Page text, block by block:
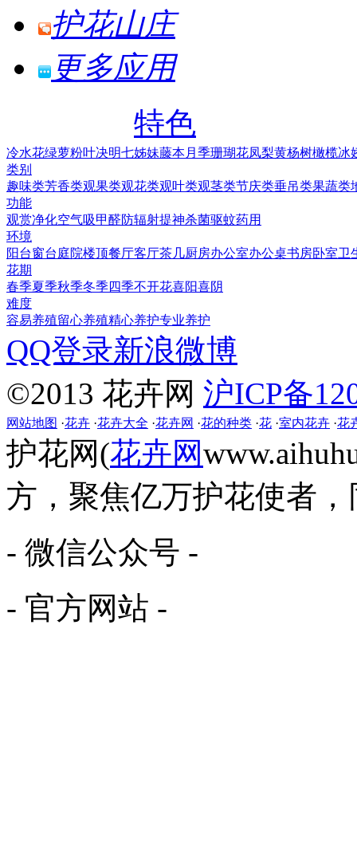
护花山庄
更多应用
特色
冷水花绿萝粉叶决明七姊妹藤本月季珊瑚花凤梨黄杨树橄榄冰
类别
趣味类芳香类观果类观花类观叶类观茎类节庆类垂吊类果蔬类
功能
观赏净化空气吸甲醛防辐射提神杀菌驱蚊药用
环境
阳台窗台庭院楼顶餐厅客厅茶几厨房办公室办公桌书房卧室卫
花期
春季夏季秋季冬季四季不开花喜阳喜阴
难度
容易养殖留心养殖精心养护专业养护
QQ登录新浪微博
©2013 花卉网 沪ICP备
网站地图 ·花卉 ·花卉大全 ·花卉网 ·花的种类 ·花 ·室内花卉 ·花
护花网(花卉网
方，聚焦亿万护花使者
- 微信公众号 -
- 官方网站 -